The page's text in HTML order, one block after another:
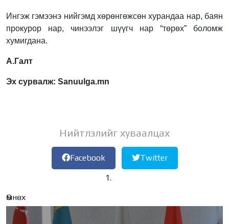
Ингэж гэмээнэ нийгэмд хөрөнгөжсөн хурандаа нар, баян
прокурор нар, чинээлэг шүүгч нар “төрөх” боломж
хумигдана.
А.Галт
Эх сурвалж: Sanuulga.mn
Нийтлэлийг хуваалцах
Facebook Twitter
Өмнөх